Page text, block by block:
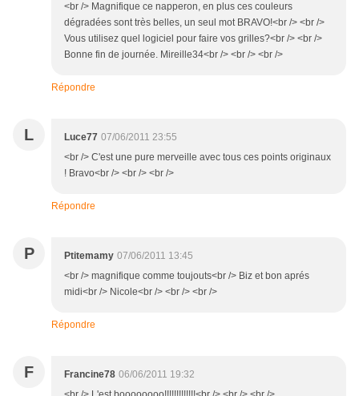
<br /> Magnifique ce napperon, en plus ces couleurs
dégradées sont très belles, un seul mot BRAVO!<br /> <br />
Vous utilisez quel logiciel pour faire vos grilles?<br /> <br />
Bonne fin de journée. Mireille34<br /> <br /> <br />
Répondre
L Luce77 07/06/2011 23:55
<br /> C'est une pure merveille avec tous ces points originaux
! Bravo<br /> <br /> <br />
Répondre
P Ptitemamy 07/06/2011 13:45
<br /> magnifique comme toujouts<br /> Biz et bon aprés
midi<br /> Nicole<br /> <br /> <br />
Répondre
F Francine78 06/06/2011 19:32